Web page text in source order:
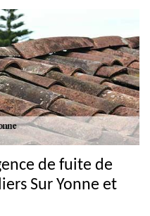
de fuite de
Sur Yonne et